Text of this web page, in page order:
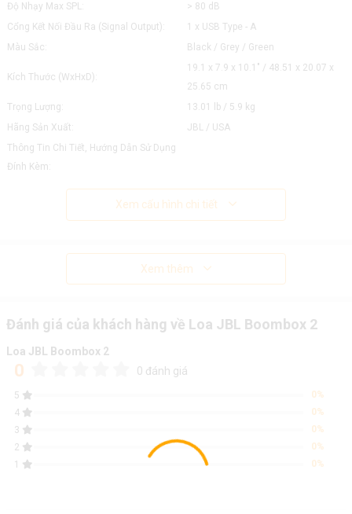
Độ Nhạy Max SPL:
> 80 dB
Cổng Kết Nối Đầu Ra (Signal Output):
1 x USB Type - A
Màu Sắc:
Black / Grey / Green
Kích Thước (WxHxD):
19.1 x 7.9 x 10.1" / 48.51 x 20.07 x
25.65 cm
Trọng Lượng:
13.01 lb / 5.9 kg
Hãng Sản Xuất:
JBL / USA
Thông Tin Chi Tiết, Hướng Dẫn Sử Dụng
Đính Kèm:
Xem cấu hình chi tiết
Xem thêm
Đánh giá của khách hàng về Loa JBL Boombox 2
Loa JBL Boombox 2
0 0 đánh giá
5
0%
4
0%
3
0%
2
0%
1
0%